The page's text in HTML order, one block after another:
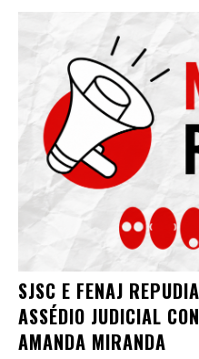
SJSC E FENAJ
ASSÉDIO JUDICIAL
AMANDA MIRANDA